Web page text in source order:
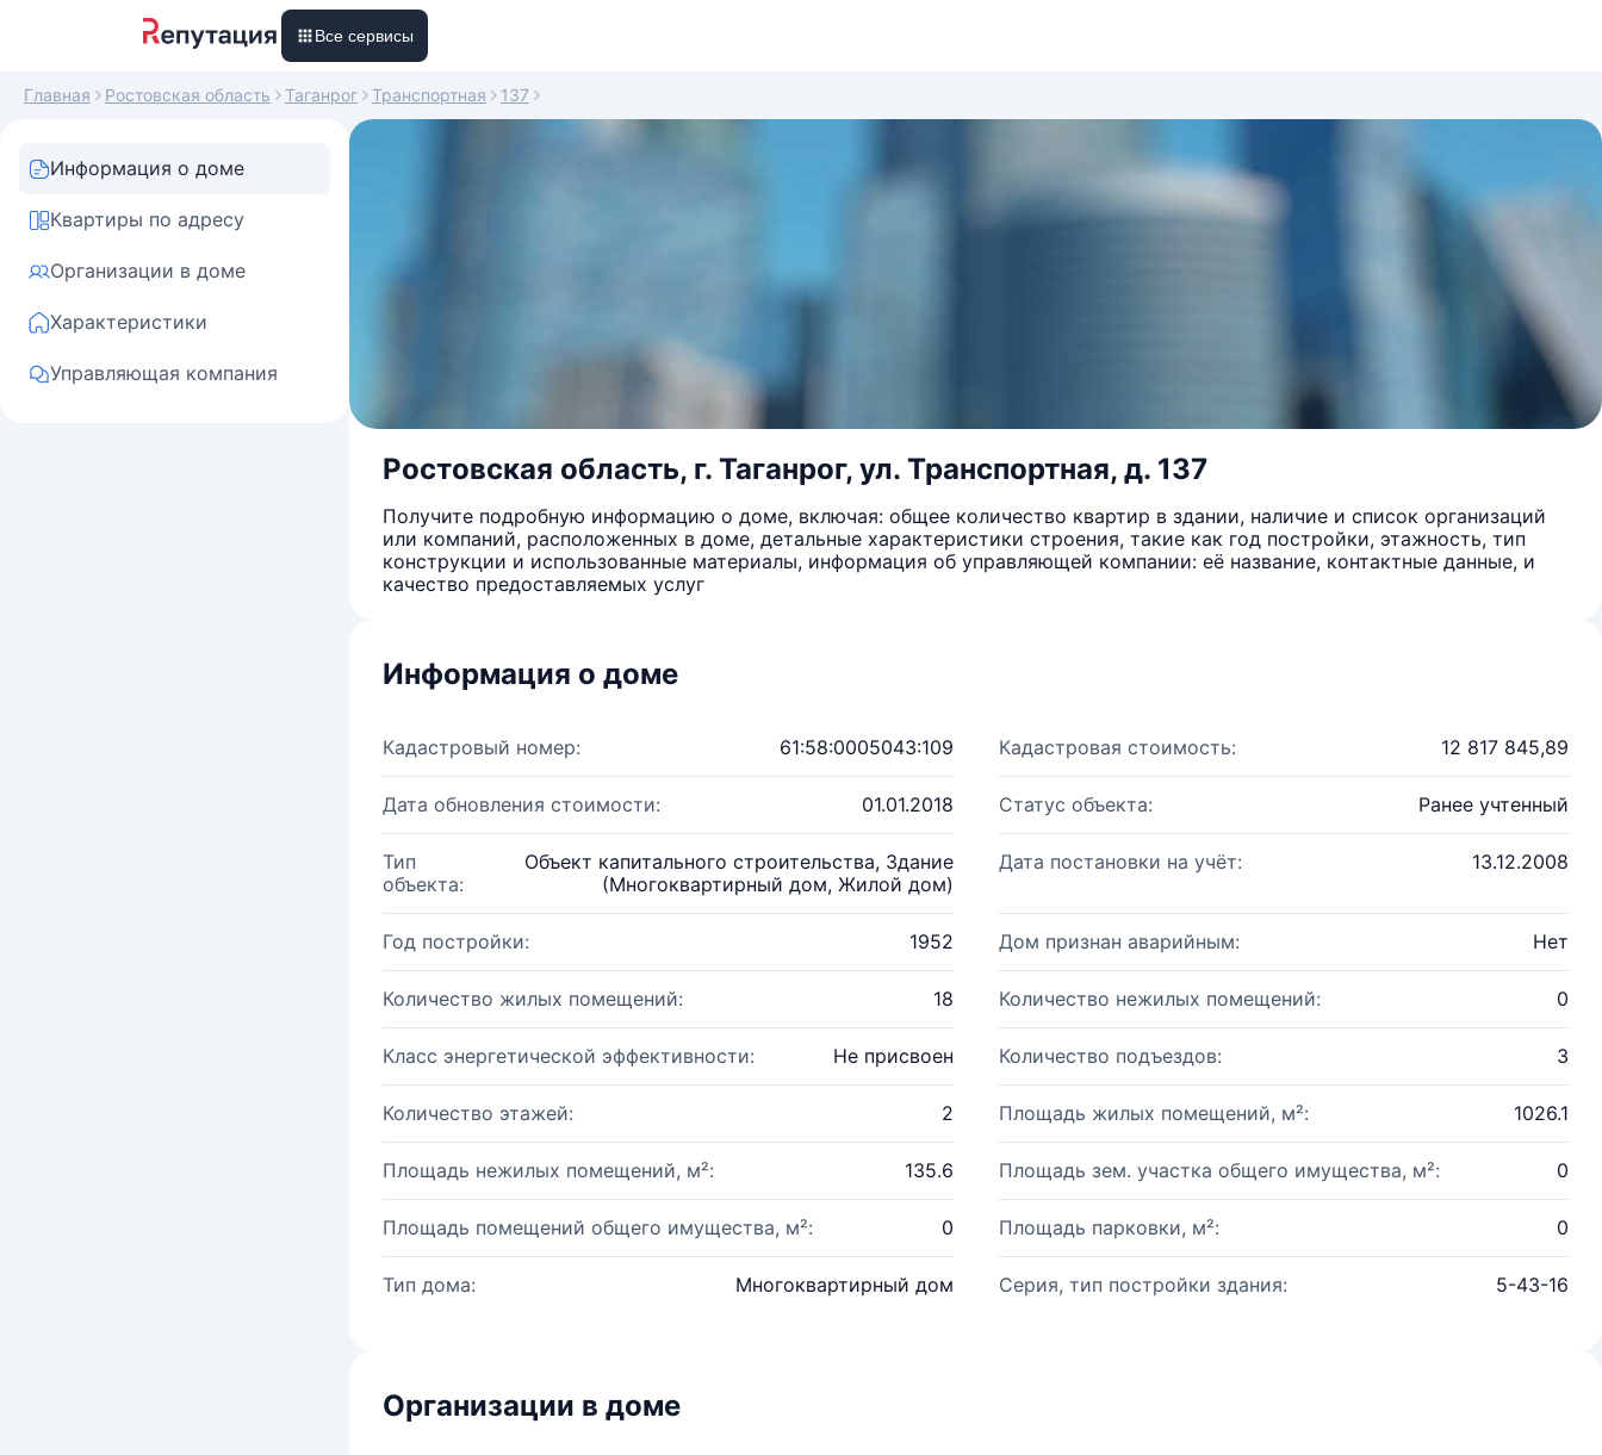
Все сервисы
Главная Ростовская область Таганрог Транспортная 137
Информация о доме
Квартиры по адресу
Организации в доме
Характеристики
Управляющая компания
Ростовская область, г. Таганрог, ул. Транспортная, д. 137
Получите подробную информацию о доме, включая: общее количество квартир в здании, наличие и список организаций
или компаний, расположенных в доме, детальные характеристики строения, такие как год постройки, этажность, тип
конструкции и использованные материалы, информация об управляющей компании: её название, контактные данные, и
качество предоставляемых услуг
Информация о доме
Кадастровый номер: 61:58:0005043:109 Кадастровая стоимость: 12 817 845,89
Дата обновления стоимости: 01.01.2018 Статус объекта: Ранее учтенный
Тип
объекта:
Объект капитального строительства, Здание
(Многоквартирный дом, Жилой дом)
Дата постановки на учёт: 13.12.2008
Год постройки: 1952 Дом признан аварийным: Нет
Количество жилых помещений: 18 Количество нежилых помещений: 0
Класс энергетической эффективности: Не присвоен Количество подъездов: 3
Количество этажей: 2 Площадь жилых помещений, м²: 1026.1
Площадь нежилых помещений, м²: 135.6 Площадь зем. участка общего имущества, м²: 0
Площадь помещений общего имущества, м²: 0 Площадь парковки, м²: 0
Тип дома: Многоквартирный дом Серия, тип постройки здания: 5-43-16
Организации в доме